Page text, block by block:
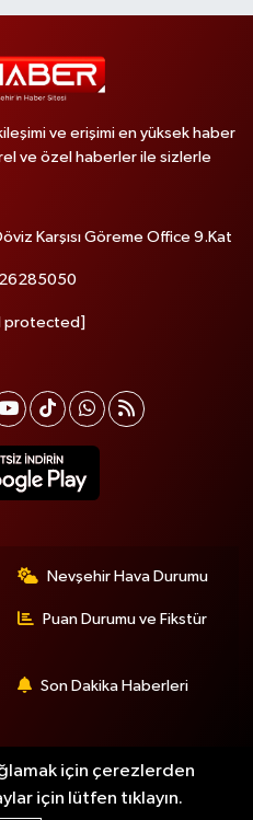
ve erişimi en yüksek haber
ve özel haberler ile sizlerle
Karşısı Göreme Office 9.Kat
protected]
Nevşehir Hava Durumu
Puan Durumu ve Fikstür
Son Dakika Haberleri
için çerezlerden
için lütfen tıklayın.